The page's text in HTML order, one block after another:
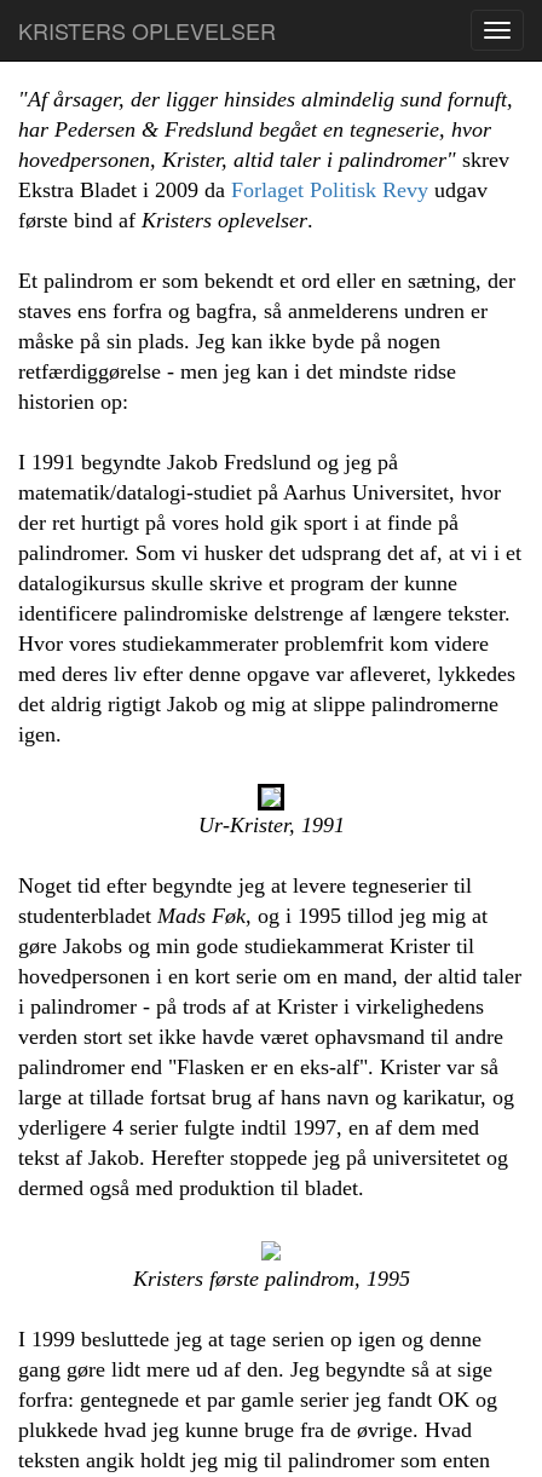
KRISTERS OPLEVELSER
"Af årsager, der ligger hinsides almindelig sund fornuft,
har Pedersen & Fredslund begået en tegneserie, hvor
hovedpersonen, Krister, altid taler i palindromer" skrev
Ekstra Bladet i 2009 da Forlaget Politisk Revy udgav
første bind af Kristers oplevelser.
Et palindrom er som bekendt et ord eller en sætning, der
staves ens forfra og bagfra, så anmelderens undren er
måske på sin plads. Jeg kan ikke byde på nogen
retfærdiggørelse - men jeg kan i det mindste ridse
historien op:
I 1991 begyndte Jakob Fredslund og jeg på
matematik/datalogi-studiet på Aarhus Universitet, hvor
der ret hurtigt på vores hold gik sport i at finde på
palindromer. Som vi husker det udsprang det af, at vi i et
datalogikursus skulle skrive et program der kunne
identificere palindromiske delstrenge af længere tekster.
Hvor vores studiekammerater problemfrit kom videre
med deres liv efter denne opgave var afleveret, lykkedes
det aldrig rigtigt Jakob og mig at slippe palindromerne
igen.
Ur-Krister, 1991
Noget tid efter begyndte jeg at levere tegneserier til
studenterbladet Mads Føk, og i 1995 tillod jeg mig at
gøre Jakobs og min gode studiekammerat Krister til
hovedpersonen i en kort serie om en mand, der altid taler
i palindromer - på trods af at Krister i virkelighedens
verden stort set ikke havde været ophavsmand til andre
palindromer end "Flasken er en eks-alf". Krister var så
large at tillade fortsat brug af hans navn og karikatur, og
yderligere 4 serier fulgte indtil 1997, en af dem med
tekst af Jakob. Herefter stoppede jeg på universitetet og
dermed også med produktion til bladet.
Kristers første palindrom, 1995
I 1999 besluttede jeg at tage serien op igen og denne
gang gøre lidt mere ud af den. Jeg begyndte så at sige
forfra: gentegnede et par gamle serier jeg fandt OK og
plukkede hvad jeg kunne bruge fra de øvrige. Hvad
teksten angik holdt jeg mig til palindromer som enten